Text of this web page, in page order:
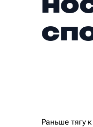
Раньше тягу